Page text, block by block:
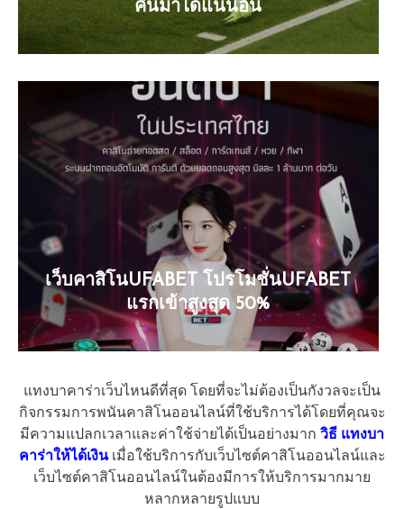
คืนมาได้แน่นอน
เว็บคาสิโนUFABET โปรโมชั่นUFABET
แรกเข้าสูงสุด 50%
แทงบาคาร่าเว็บไหนดีที่สุด โดยที่จะไม่ต้องเป็นกังวลจะเป็น
กิจกรรมการพนันคาสิโนออนไลน์ที่ใช้บริการได้โดยที่คุณจะ
มีความแปลกเวลาและค่าใช้จ่ายได้เป็นอย่างมาก วิธี แทงบา
คาร่าให้ได้เงินเมื่อใช้บริการกับเว็บไซต์คาสิโนออนไลน์และ
เว็บไซต์คาสิโนออนไลน์ในต้องมีการให้บริการมากมาย
หลากหลายรูปแบบ